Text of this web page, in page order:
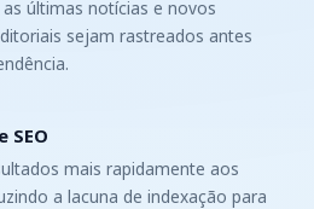
últimas notícias e novos
sejam rastreados antes
SEO
mais rapidamente aos
a lacuna de indexação para